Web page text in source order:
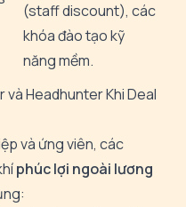
(staff discount), các
khóa đào tạo kỹ
năng mềm.
và Headhunter Khi Deal
và ứng viên, các
phúc lợi ngoài lương